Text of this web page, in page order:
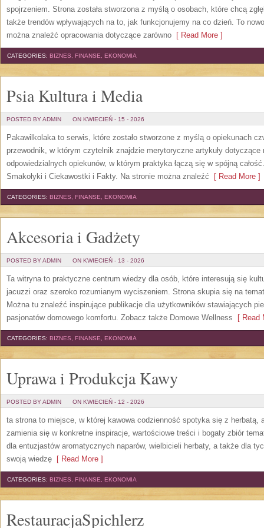
spojrzeniem. Strona została stworzona z myślą o osobach, które chcą
także trendów wpływających na to, jak funkcjonujemy na co dzień. To
można znaleźć opracowania dotyczące zarówno [ Read More ]
CATEGORIES: BIZNES, FINANSE, EKONOMIA
Psia Kultura i Media
POSTED BY ADMIN ON KWIECIEŃ - 15 - 2026
Pakawilkolaka to serwis, które zostało stworzone z myślą o opiekunach
przewodnik, w którym czytelnik znajdzie merytoryczne artykuły dotyczące
odpowiedzialnych opiekunów, w którym praktyka łączą się w spójną
Smakołyki i Ciekawostki i Fakty. Na stronie można znaleźć [ Read More ]
CATEGORIES: BIZNES, FINANSE, EKONOMIA
Akcesoria i Gadżety
POSTED BY ADMIN ON KWIECIEŃ - 13 - 2026
Ta witryna to praktyczne centrum wiedzy dla osób, które interesują się
jacuzzi oraz szeroko rozumianym wyciszeniem. Strona skupia się na
Można tu znaleźć inspirujące publikacje dla użytkowników stawiających
pasjonatów domowego komfortu. Zobacz także Domowe Wellness [ Read
CATEGORIES: BIZNES, FINANSE, EKONOMIA
Uprawa i Produkcja Kawy
POSTED BY ADMIN ON KWIECIEŃ - 12 - 2026
ta strona to miejsce, w której kawowa codzienność spotyka się z herbatą,
zamienia się w konkretne inspiracje, wartościowe treści i bogaty zbiór
dla entuzjastów aromatycznych naparów, wielbicieli herbaty, a także dla
swoją wiedzę [ Read More ]
CATEGORIES: BIZNES, FINANSE, EKONOMIA
RestauracjaSpichlerz